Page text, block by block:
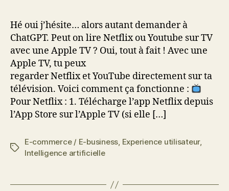
Hé oui j’hésite… alors autant demander à
ChatGPT. Peut on lire Netflix ou Youtube sur TV
avec une Apple TV ? Oui, tout à fait ! Avec une
Apple TV, tu peux
regarder Netflix et YouTube directement sur ta
télévision. Voici comment ça fonctionne :
Pour Netflix : 1. Télécharge l’app Netflix depuis
l’App Store sur l’Apple TV (si elle […]
Étiquettes
E-commerce / E-business, Experience utilisateur,
Intelligence artificielle